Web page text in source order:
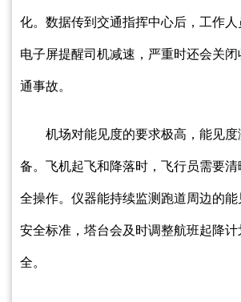
化。数据传到交通指挥中心后，工作
电子屏提醒司机减速，严重时还会关
通事故。
机场对能见度的要求极高，能见
备。飞机起飞和降落时，飞行员需要
全操作。仪器能持续监测跑道周边的
安全标准，塔台会及时调整航班起降
全。